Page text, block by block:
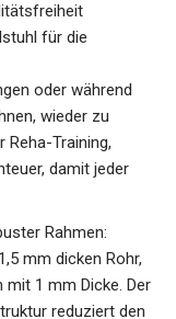
für die
oder während
wieder zu
Reha-Training,
damit jeder
Rahmen:
mm dicken Rohr,
1 mm Dicke. Der
reduziert den